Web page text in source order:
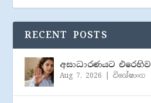
RECENT POSTS
අසාධාරණයට එරෙහිව
Aug 7, 2026 |විශේෂාංග